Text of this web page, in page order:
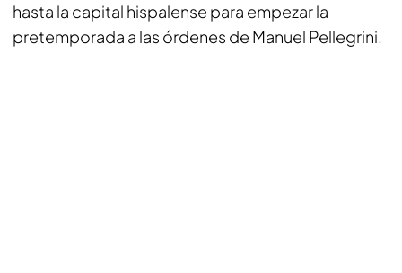
hasta la capital hispalense para empezar la
pretemporada a las órdenes de Manuel Pellegrini.